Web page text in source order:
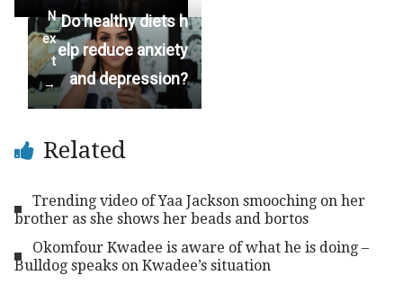
N
ex
t
→
Do healthy diets h
elp reduce anxiety
and depression?
Related
Trending video of Yaa Jackson smooching on her
brother as she shows her beads and bortos
Okomfour Kwadee is aware of what he is doing –
Bulldog speaks on Kwadee’s situation